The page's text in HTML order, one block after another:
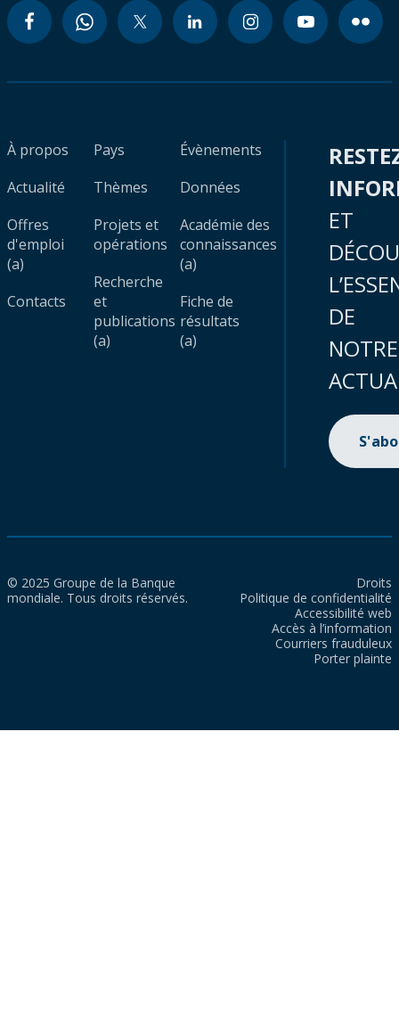
À propos
Actualité
Offres
d'emploi
(a)
Contacts
Pays
Thèmes
Projets et
opérations
Recherche
et
publications
(a)
Évènements
Données
Académie des
connaissances
(a)
Fiche de
résultats
(a)
ET
DE
NOTRE
© 2025 Groupe de la Banque
mondiale. Tous droits réservés.
Droits
Politique de confidentialité
Accessibilité web
Accès à l’information
Courriers frauduleux
Porter plainte